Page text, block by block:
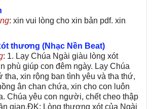
: xin vui lòng cho xin bản pdf. xin
thương (Nhạc Nền Beat)
: 1. Lạy Chúa Ngài giàu lòng xót
phù giúp con đêm ngày. Lạy Chúa
tha, xin rộng ban tình yêu và tha thứ,
ân chan chứa, xin cho con luôn
Chúa yêu con người, chết cheo thập
gian.ĐK: Lòng thương xót của Ngài